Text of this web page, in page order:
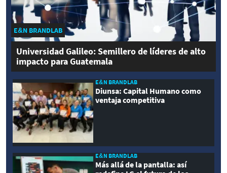
E&N BRANDLAB
Universidad Galileo: Semillero de líderes de alto
impacto para Guatemala
E&N BRANDLAB
Diunsa: Capital Humano como
ventaja competitiva
E&N BRANDLAB
Más allá de la pantalla: así